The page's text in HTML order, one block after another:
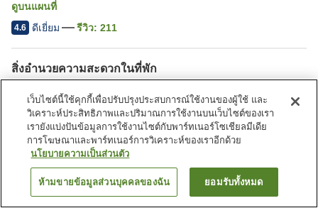
ดูบนแผนที่
4.6 ดีเยี่ยม รีวิว: 211
สิ่งอำนวยความสะดวกในที่พัก
สระว่ายน้ำ
ร้านอาหาร
หน้าแรก ญี่ปุ่น ฟุกุโอกะ
นครฟุกุโอกะ
Garden Terrace Fukuoka Hotels & Resorts
ค้นหาห้องพัก
เว็บไซต์นี้ใช้คุกกี้เพื่อปรับปรุงประสบการณ์ใช้งานของผู้ใช้ และ
วิเคราะห์ประสิทธิภาพและปริมาณการใช้งานบนเว็บไซต์ของเรา
เรายังแบ่งปันข้อมูลการใช้งานไซต์กับพาร์ทเนอร์โซเชียลมีเดีย
การโฆษณาและพาร์ทเนอร์การวิเคราะห์ของเราอีกด้วย
นโยบายความเป็นส่วนตัว
ห้ามขายข้อมูลส่วนบุคคลของฉัน ยอมรับทั้งหมด